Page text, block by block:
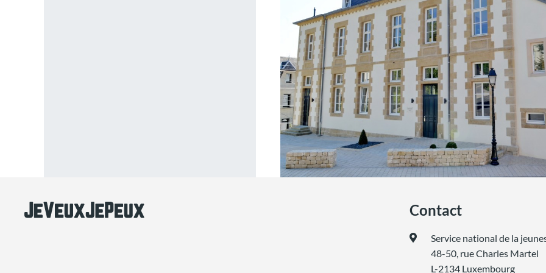
Contact
Service national de la
48-50, rue Charles Martel
L-2134 Luxembourg